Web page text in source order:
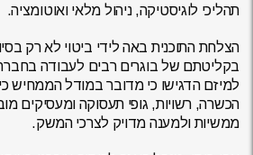
תהליכי לוגיסטיקה, ניהול מלאי ואוטומציה.
הצלחת התוכנית באה לידי ביטוי לא רק
למיזם הדגישו כי מדובר במודל הממחיש
הכשרה, רשויות, גופי תעסוקה ומעסיקים
ממשיות ולמענה מדויק לצרכי המשק.